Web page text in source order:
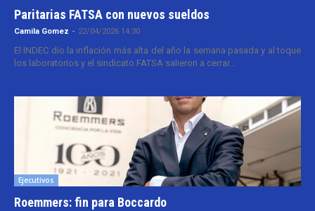
Paritarias FATSA con nuevos sueldos
Camila Gomez - 22/04/2026 14:30
El INDEC dio la inflación más alta del año la semana pasada y al toque
los laboratorios y el sindicato FATSA salieron a cerrar...
Ejecutivos
Roemmers: fin para Boccardo